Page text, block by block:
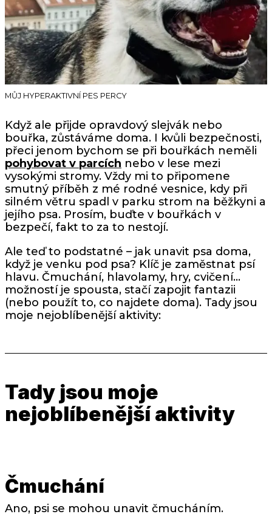
MŮJ HYPERAKTIVNÍ PES PERCY
Když ale přijde opravdový slejvák nebo
bouřka, zůstáváme doma. I kvůli bezpečnosti,
přeci jenom bychom se při bouřkách neměli
pohybovat v parcích nebo v lese mezi
vysokými stromy. Vždy mi to připomene
smutný příběh z mé rodné vesnice, kdy při
silném větru spadl v parku strom na běžkyni a
jejího psa. Prosím, buďte v bouřkách v
bezpečí, fakt to za to nestojí.
Ale teď to podstatné – jak unavit psa doma,
když je venku pod psa? Klíč je zaměstnat psí
hlavu. Čmuchání, hlavolamy, hry, cvičení…
možností je spousta, stačí zapojit fantazii
(nebo použít to, co najdete doma). Tady jsou
moje nejoblíbenější aktivity:
Tady jsou moje
nejoblíbenější aktivity
Čmuchání
Ano, psi se mohou unavit čmucháním.